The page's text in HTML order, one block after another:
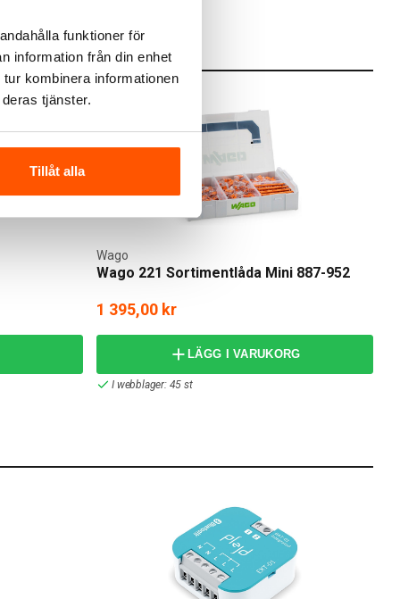
funktioner för
information från din enhet
kombinera informationen
tjänster.
Tillåt alla
Wago 221 Sortimentlåda Mini 887-952
Wago
1 395,00 kr
LÄGG I VARUKORG
I webblager: 45 st